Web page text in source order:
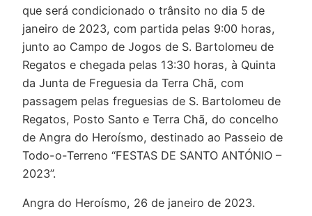
que será condicionado o trânsito no dia 5 de
janeiro de 2023, com partida pelas 9:00 horas,
junto ao Campo de Jogos de S. Bartolomeu de
Regatos e chegada pelas 13:30 horas, à Quinta
da Junta de Freguesia da Terra Chã, com
passagem pelas freguesias de S. Bartolomeu de
Regatos, Posto Santo e Terra Chã, do concelho
de Angra do Heroísmo, destinado ao Passeio de
Todo-o-Terreno “FESTAS DE SANTO ANTÓNIO –
2023”.
Angra do Heroísmo, 26 de janeiro de 2023.